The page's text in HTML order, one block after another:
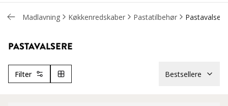
Madlavning Køkkenredskaber Pastatilbehør Pastavalsere
PASTAVALSERE
Filter Bestsellere